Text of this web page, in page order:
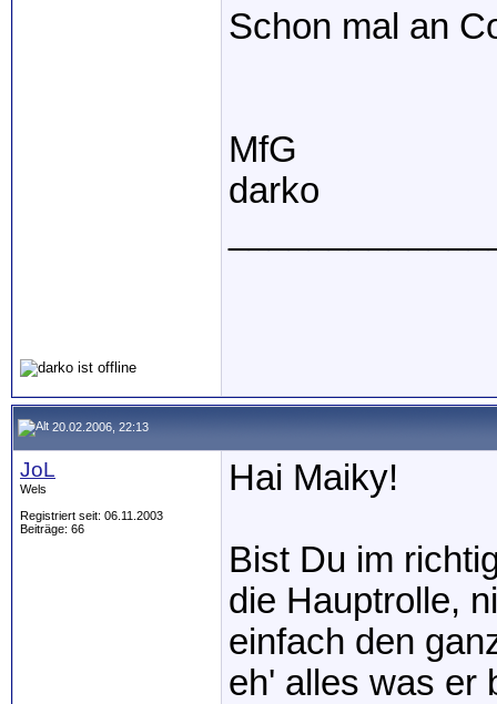
Schon mal an
MfG
darko
20.02.2006, 22:13
JoL
Wels
Registriert seit: 06.11.2003
Beiträge: 66
Hai Maiky!
Bist Du im
die Hauptrolle,
einfach den
eh' alles was er